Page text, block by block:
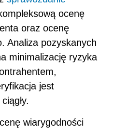
ocenę
oraz ocenę
Analiza pozyskanych
minimalizację ryzyka
jest
wiarygodności